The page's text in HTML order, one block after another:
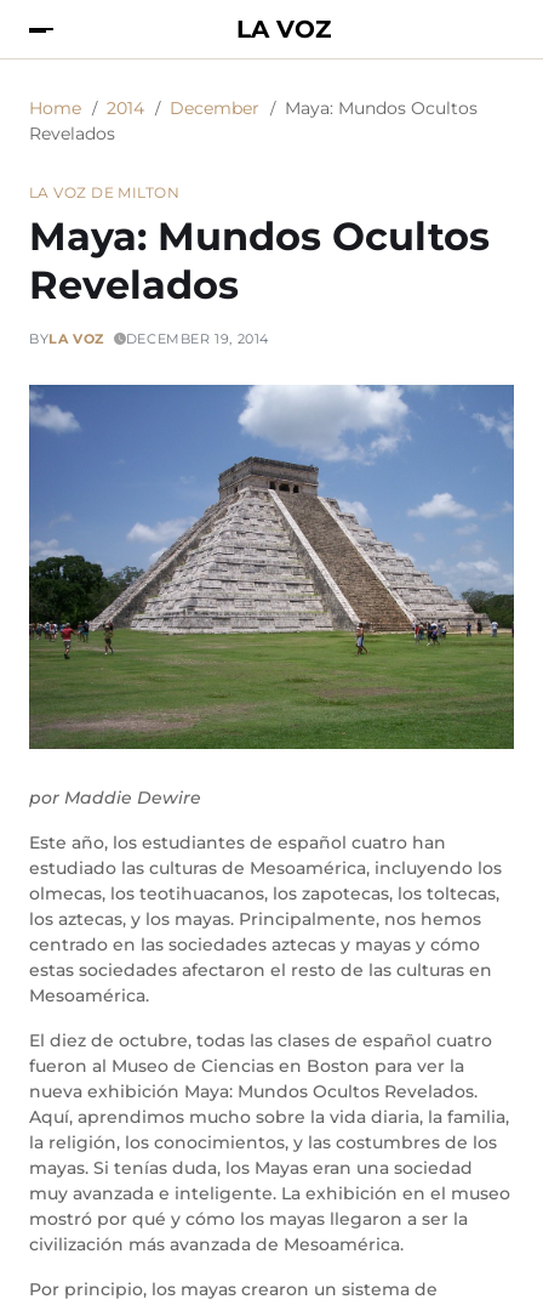
LA VOZ
Home 2014 December
Maya: Mundos Ocultos
Revelados
LA VOZ DE MILTON
Maya: Mundos Ocultos
Revelados
BYLA VOZ DECEMBER 19, 2014
por Maddie Dewire
Este año, los estudiantes de español cuatro han
estudiado las culturas de Mesoamérica, incluyendo los
olmecas, los teotihuacanos, los zapotecas, los toltecas,
los aztecas, y los mayas. Principalmente, nos hemos
centrado en las sociedades aztecas y mayas y cómo
estas sociedades afectaron el resto de las culturas en
Mesoamérica.
El diez de octubre, todas las clases de español cuatro
fueron al Museo de Ciencias en Boston para ver la
nueva exhibición Maya: Mundos Ocultos Revelados.
Aquí, aprendimos mucho sobre la vida diaria, la familia,
la religión, los conocimientos, y las costumbres de los
mayas. Si tenías duda, los Mayas eran una sociedad
muy avanzada e inteligente. La exhibición en el museo
mostró por qué y cómo los mayas llegaron a ser la
civilización más avanzada de Mesoamérica.
Por principio, los mayas crearon un sistema de